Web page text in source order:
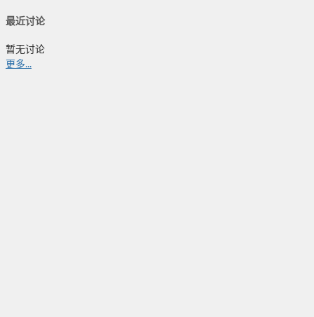
最近讨论
暂无讨论
更多...